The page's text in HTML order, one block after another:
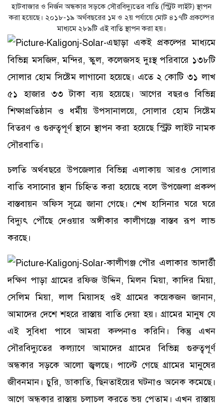
হাটবাজার ও নির্জন অন্ধকার সড়কে সৌরবিদ্যুতের বাতি (স্ট্রিট লাইট) স্থাপন
করা হয়েছে। ২০১৮-১৯ অর্থবছরের ১ম ও ২য় পর্যায়ে মোট ৪১৭টি প্রকল্পের
মাধ্যমে ২৮৯টি এই বাতি স্থাপন করা হয়।
এছাড়া একই প্রকল্পের মাধ্যমে
বিভিন্ন মসজিদ, মন্দির, স্কুল, কলেজসহ দুঃস্থ পরিবারে ১৩৮টি
সোলার হোম সিষ্টেম লাগানো হয়েছে। এতে ২ কোটি ৩১ লাখ
৫১ হাজার ৩৩ টাকা ব্যয় হয়েছে। আগের বছরও বিভিন্ন
শিক্ষাপ্রতিষ্ঠান ও ধর্মীয় উপসানালয়ে, সোলার হোম সিষ্টেম
বিতরণ ও গুরুত্বপূর্ণ স্থানে স্থাপন করা হয়েছে স্ট্রিট লাইট নামক
সৌরবাতি।
চলতি অর্থবছরে উপজেলার বিভিন্ন এলাকায় আরও সোলার
বাতি বসানোর স্থান চিহ্নিত করা হয়েছে বলে উপজেলা প্রকল্প
বাস্তবায়ন অফিস সূত্রে জানা গেছে। শেখ হাসিনার ঘরে ঘরে
বিদ্যুৎ পৌঁছে দেওয়ার অঙ্গীকার কালীগঞ্জে বাস্তব রূপ লাভ
করছে।
কালীগঞ্জ পৌর এলাকার ভাদার্ত্তী
দক্ষিণ পাড়া গ্রামের রফিজ উদ্দিন, মিলন মিয়া, কাদির মিয়া,
সেলিম মিয়া, লাল মিয়াসহ ওই গ্রামের কয়েকজন জানান,
আমাদের দেশে শহরে রাস্তায় বাতি দেয়া হয়। গ্রামের মানুষ যে
এই সুবিধা পাবে আমরা কল্পনাও করিনি। কিন্তু এখন
সৌরবিদ্যুতের কল্যাণে আমাদের গ্রামের বিভিন্ন গুরুত্বপূর্ণ
অন্ধকার সড়কে আলো জ্বলছে। পাল্টে গেছে গ্রামের মানুষের
জীবনমান। চুরি, ডাকাতি, ছিনতাইয়ের ঘটনাও অনেক কমেছে।
আগে অন্ধকার রাস্তায় চলাচল করতে ভয় পেতাম। এখন রাস্তায়